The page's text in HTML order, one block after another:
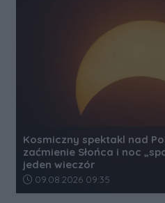
Kosmiczny spektakl nad
zaćmienie Słońca i noc
jeden wieczór
Data dodania artykułu:
09.08.2026 09:35